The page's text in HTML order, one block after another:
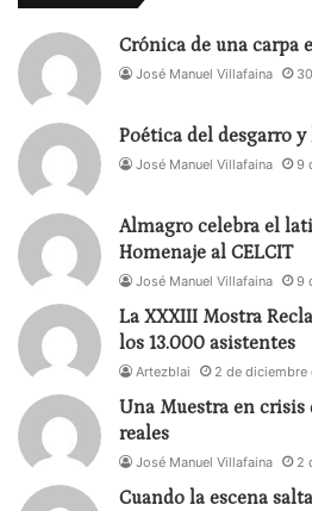
Crónica de una carpa
José Manuel Villafaina
Poética del desgarro
José Manuel Villafaina 9
Almagro celebra el
Homenaje al CELCIT
José Manuel Villafaina 9
La XXXIII Mostra
los 13.000 asistentes
Artezblai 2 de diciembre
Una Muestra en crisis
reales
José Manuel Villafaina 2
Cuando la escena